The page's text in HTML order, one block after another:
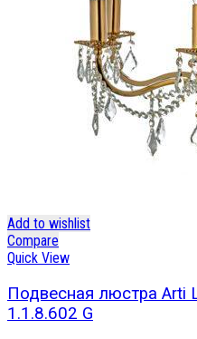
Add to wishlist
Compare
Quick View
Подвесная люстра Arti
1.1.8.602 G